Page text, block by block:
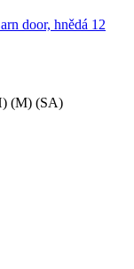
(M) (SA)